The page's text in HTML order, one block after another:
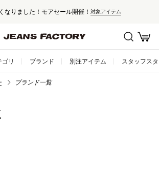
なりました！モアセール開催！ 対象アイテム
ゴリ ブランド 別注アイテム スタッフス
ブランド一覧